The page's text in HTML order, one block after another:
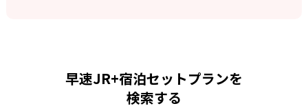
早速JR+宿泊セットプランを
検索する